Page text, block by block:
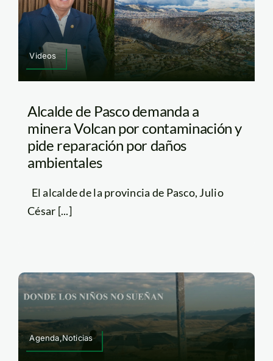
Videos
Alcalde de Pasco demanda a
minera Volcan por contaminación y
pide reparación por daños
ambientales
El alcalde de la provincia de Pasco, Julio
César [...]
Agenda,Noticias